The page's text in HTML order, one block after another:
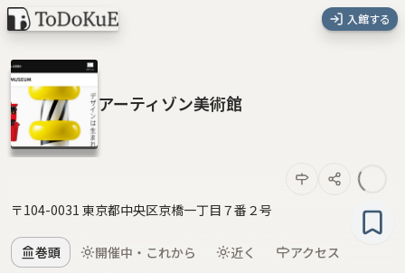
入館する
アーティゾン美術館
〒104-0031 東京都中央区京橋一丁目７番２号
巻頭 開催中・これから 近く
アクセス